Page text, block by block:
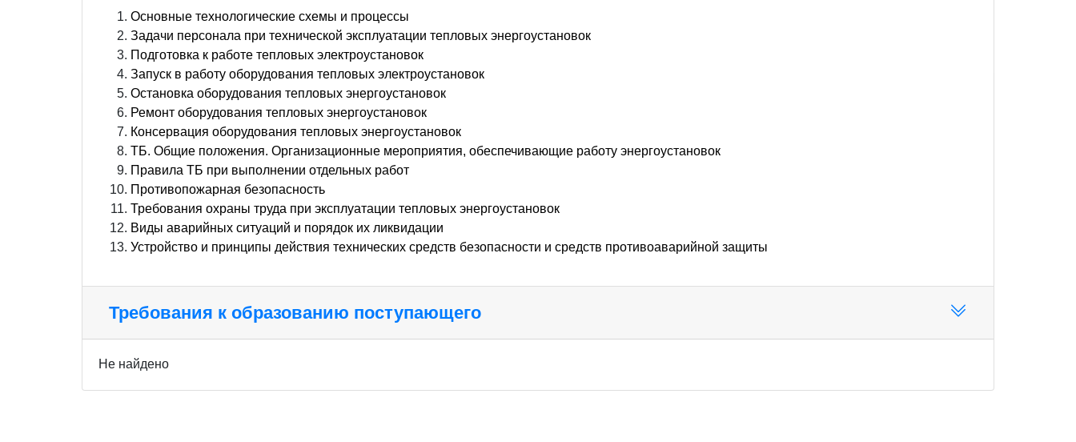
Основные технологические схемы и процессы
Задачи персонала при технической эксплуатации тепловых энергоустановок
Подготовка к работе тепловых электроустановок
Запуск в работу оборудования тепловых электроустановок
Остановка оборудования тепловых энергоустановок
Ремонт оборудования тепловых энергоустановок
Консервация оборудования тепловых энергоустановок
ТБ. Общие положения. Организационные мероприятия, обеспечивающие работу энергоустановок
Правила ТБ при выполнении отдельных работ
Противопожарная безопасность
Требования охраны труда при эксплуатации тепловых энергоустановок
Виды аварийных ситуаций и порядок их ликвидации
Устройство и принципы действия технических средств безопасности и средств противоаварийной защиты
Требования к образованию поступающего
Не найдено